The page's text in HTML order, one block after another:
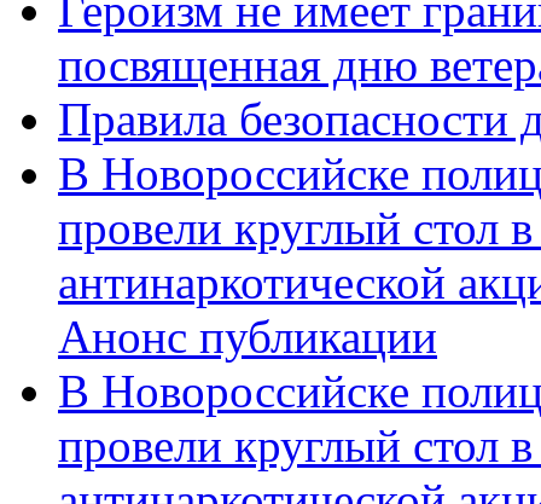
Героизм не имеет
посвященная дню
Правила безопасности
В Новороссийске
провели круглый стол
антинаркотической
Анонс публикации
В Новороссийске
провели круглый стол